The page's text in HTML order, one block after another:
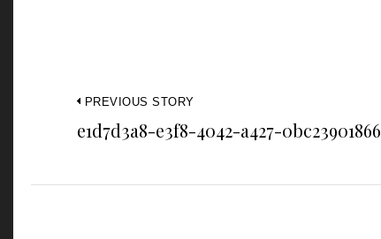
PREVIOUS STORY
e1d7d3a8-e3f8-4042-a427-